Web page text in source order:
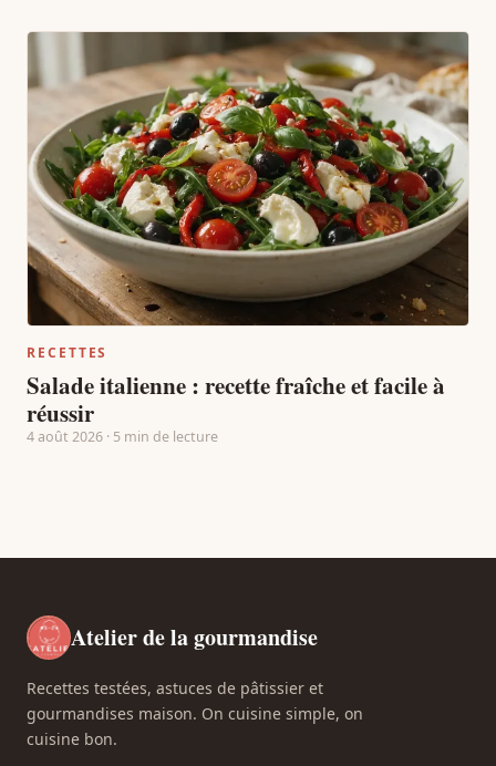
RECETTES
Salade italienne : recette fraîche et facile à
réussir
4 août 2026 · 5 min de lecture
Atelier de la gourmandise
Recettes testées, astuces de pâtissier et
gourmandises maison. On cuisine simple, on
cuisine bon.